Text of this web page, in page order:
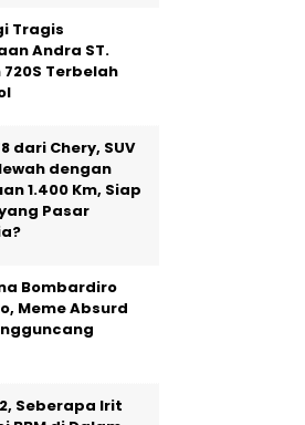
Tragis
Andra ST.
720S Terbelah
dari Chery, SUV
dengan
1.400 Km, Siap
Pasar
Bombardiro
Meme Absurd
Seberapa Irit